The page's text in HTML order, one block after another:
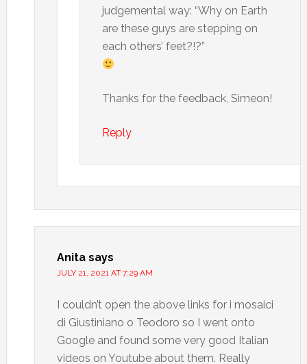
judgemental way: “Why on Earth
are these guys are stepping on
each others’ feet?!?”
Thanks for the feedback, Simeon!
Reply
Anita says
JULY 21, 2021 AT 7:29 AM
I couldn’t open the above links for i mosaici
di Giustiniano o Teodoro so I went onto
Google and found some very good Italian
videos on Youtube about them. Really